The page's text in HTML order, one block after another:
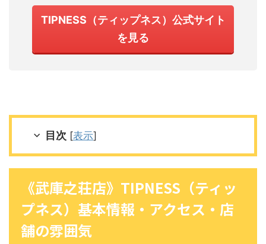
TIPNESS（ティップネス）公式サイト
を見る
目次 [表示]
《武庫之荘店》TIPNESS（ティッ
プネス）基本情報・アクセス・店
舗の雰囲気